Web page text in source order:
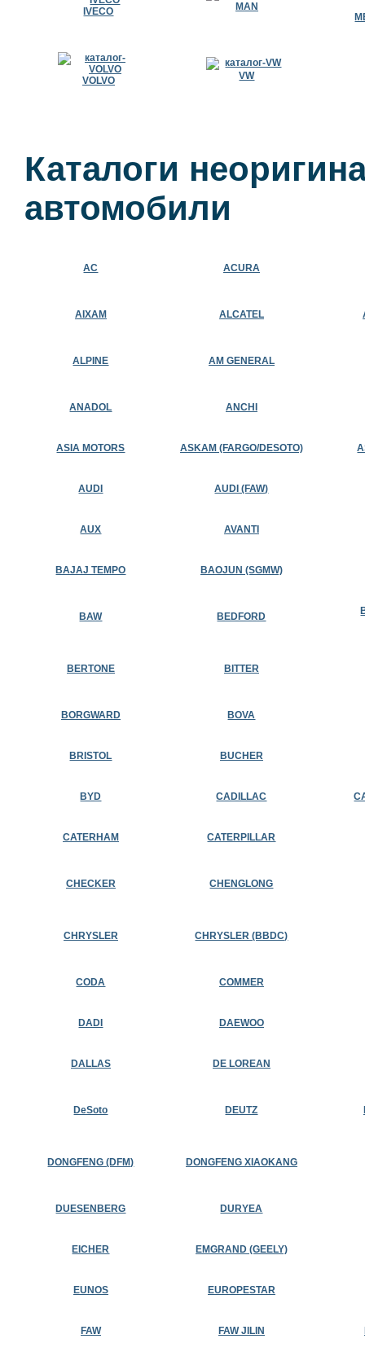
IVECO
MAN
VOLVO VW
Каталоги
автомобили
AC ACURA
AIXAM ALCATEL
ALPINE AM GENERAL
ANADOL ANCHI
ASIA MOTORS ASKAM (FARGO/DESOTO)
AUDI AUDI (FAW)
AUX AVANTI
BAJAJ TEMPO BAOJUN (SGMW)
BAW BEDFORD
BERTONE BITTER
BORGWARD BOVA
BRISTOL BUCHER
BYD CADILLAC
CATERHAM CATERPILLAR
CHECKER CHENGLONG
CHRYSLER CHRYSLER (BBDC)
CODA COMMER
DADI DAEWOO
DALLAS DE LOREAN
DeSoto DEUTZ
DONGFENG (DFM) DONGFENG XIAOKANG
DUESENBERG DURYEA
EICHER EMGRAND (GEELY)
EUNOS EUROPESTAR
FAW FAW JILIN